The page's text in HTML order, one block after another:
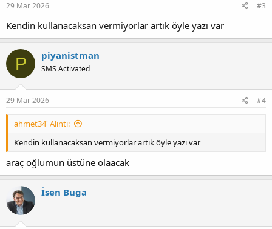
29 Mar 2026 #3
Kendin kullanacaksan vermiyorlar artık öyle yazı var
P piyanistman
SMS Activated
29 Mar 2026 #4
ahmet34' Alıntı:
Kendin kullanacaksan vermiyorlar artık öyle yazı var
araç oğlumun üstüne olaacak
İsen Buga